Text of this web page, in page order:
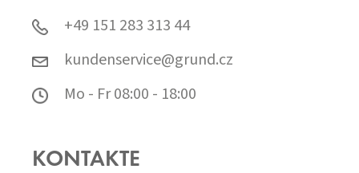
+49 151 283 313 44
kundenservice@grund.cz
Mo - Fr 08:00 - 18:00
KONTAKTE